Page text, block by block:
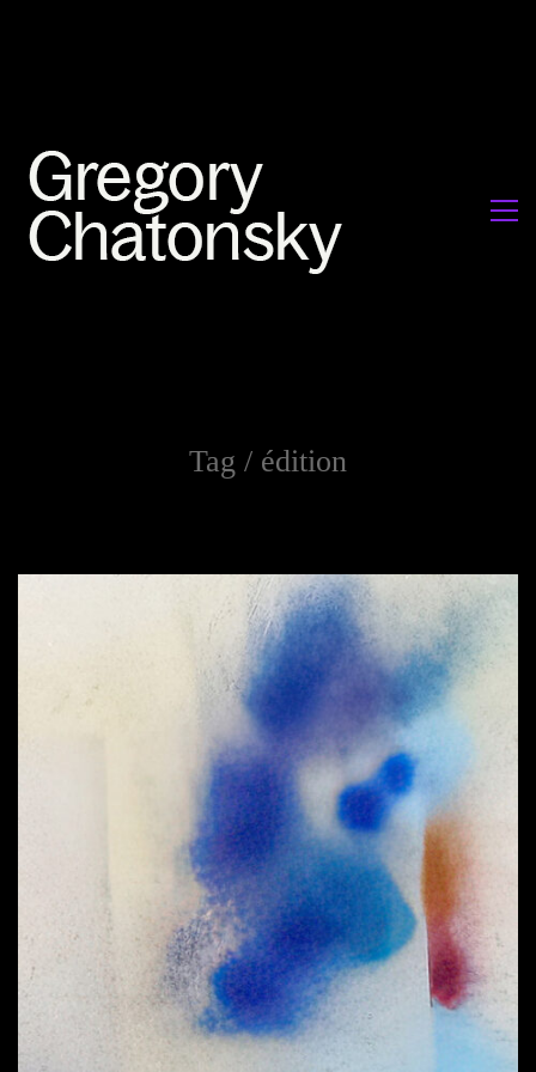
Tag / édition